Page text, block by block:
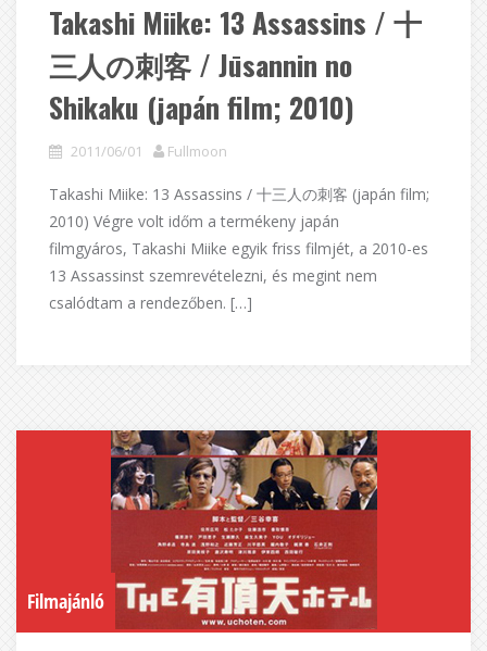
Takashi Miike: 13 Assassins / 十
三人の刺客 / Jūsannin no
Shikaku (japán film; 2010)
2011/06/01 Fullmoon
Takashi Miike: 13 Assassins / 十三人の刺客 (japán film;
2010) Végre volt időm a termékeny japán
filmgyáros, Takashi Miike egyik friss filmjét, a 2010-es
13 Assassinst szemrevételezni, és megint nem
csalódtam a rendezőben. […]
Filmajánló